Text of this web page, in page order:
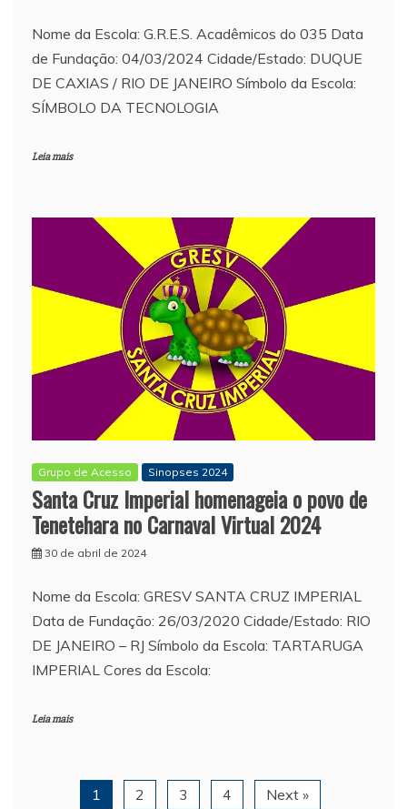
Nome da Escola: G.R.E.S. Acadêmicos do 035 Data
de Fundação: 04/03/2024 Cidade/Estado: DUQUE
DE CAXIAS / RIO DE JANEIRO Símbolo da Escola:
SÍMBOLO DA TECNOLOGIA
Leia mais
Grupo de Acesso Sinopses 2024
Santa Cruz Imperial homenageia o povo de
Tenetehara no Carnaval Virtual 2024
30 de abril de 2024
Nome da Escola: GRESV SANTA CRUZ IMPERIAL
Data de Fundação: 26/03/2020 Cidade/Estado: RIO
DE JANEIRO – RJ Símbolo da Escola: TARTARUGA
IMPERIAL Cores da Escola:
Leia mais
1 2 3 4 Next »